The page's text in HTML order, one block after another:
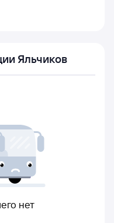
Яльчиков
нет